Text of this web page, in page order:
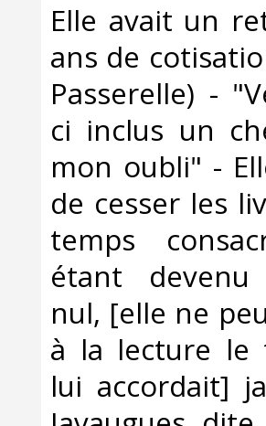
‎Elle avait un
ans de
Passerelle) -
ci inclus un
mon oubli" -
de cesser les
temps
étant devenu
nul, [elle ne
à la lecture le
lui accordait]